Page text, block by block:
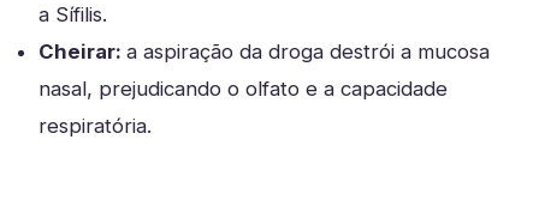
a Sífilis.
Cheirar: a aspiração da droga destrói a mucosa
nasal, prejudicando o olfato e a capacidade
respiratória.